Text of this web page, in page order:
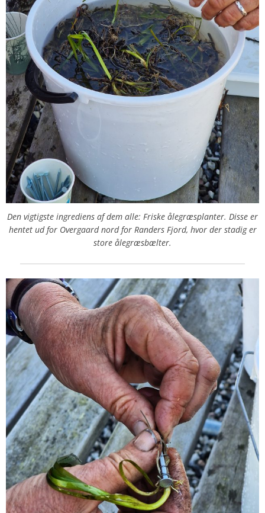
Den vigtigste ingrediens af dem alle: Friske ålegræsplanter. Disse er
hentet ud for Overgaard nord for Randers Fjord, hvor der stadig er
store ålegræsbælter.